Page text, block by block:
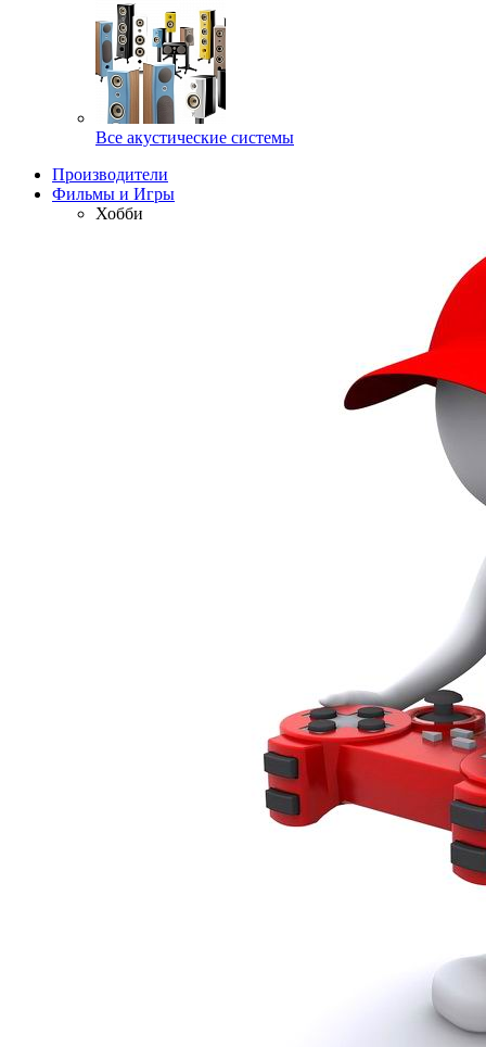
Все акустические системы
Производители
Фильмы и Игры
Хобби